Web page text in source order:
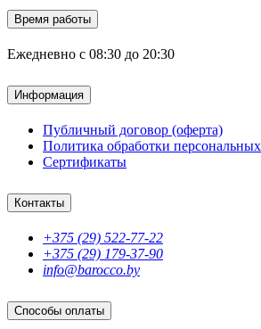
Время работы
Ежедневно с 08:30 до 20:30
Информация
Публичный договор (оферта)
Политика обработки
Сертификаты
Контакты
+375 (29) 522-77-22
+375 (29) 179-37-90
info@barocco.by
Способы оплаты